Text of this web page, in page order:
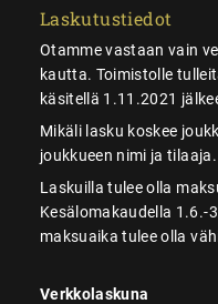
Laskutustiedot
Otamme vastaan vain
kautta. Toimistolle
käsitellä 1.11.2021
Mikäli lasku koskee
joukkueen nimi ja
Laskuilla tulee olla
Kesälomakaudella 1.6.-
maksuaika tulee olla
Verkkolaskuna